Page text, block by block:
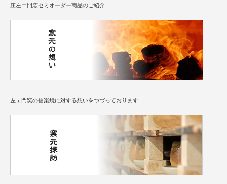
庄左エ門窯セミオーダー商品のご紹介
左ェ門窯の信楽焼に対する想いをつづっております